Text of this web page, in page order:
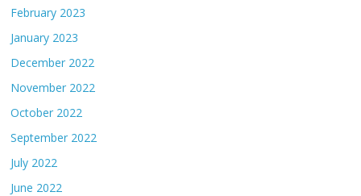
February 2023
January 2023
December 2022
November 2022
October 2022
September 2022
July 2022
June 2022